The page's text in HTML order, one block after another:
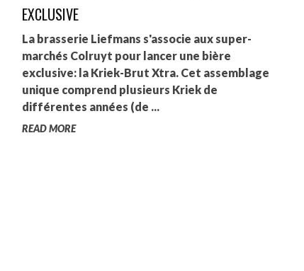
FLORENCE CONSTANTIN
EXCLUSIVE
La brasserie Liefmans s'associe aux super-
marchés Colruyt pour lancer une bière
exclusive: la Kriek-Brut Xtra. Cet assemblage
unique comprend plusieurs Kriek de
différentes années (de ...
READ MORE